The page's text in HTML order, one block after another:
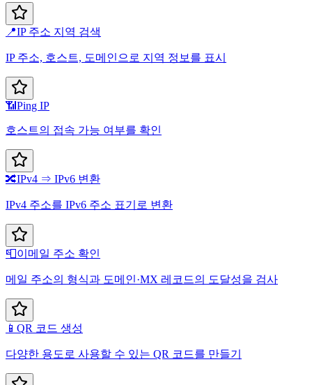
📍IP 주소 지역 검색
IP 주소, 호스트, 도메인으로 지역 정보를 표시
📶 Ping IP
호스트의 접속 가능 여부를 확인
🔀IPv4 ⇒ IPv6 변환
IPv4 주소를 IPv6 주소 표기로 변환
📮이메일 주소 확인
메일 주소의 형식과 도메인·MX 레코드의 도달성을 검사
📱 QR 코드 생성
다양한 용도로 사용할 수 있는 QR 코드를 만들기